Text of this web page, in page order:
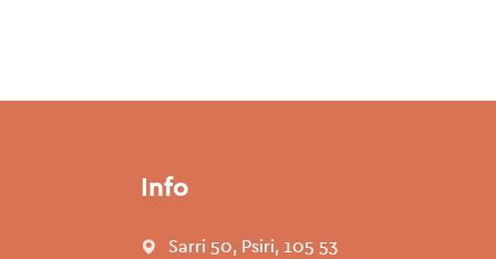
Info
Sarri 50, Psiri, 105 53